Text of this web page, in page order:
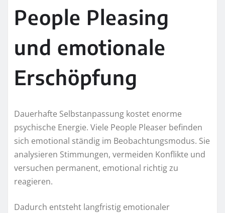
People Pleasing
und emotionale
Erschöpfung
Dauerhafte Selbstanpassung kostet enorme
psychische Energie. Viele People Pleaser befinden
sich emotional ständig im Beobachtungsmodus. Sie
analysieren Stimmungen, vermeiden Konflikte und
versuchen permanent, emotional richtig zu
reagieren.
Dadurch entsteht langfristig emotionaler